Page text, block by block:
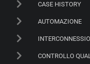
CASE HISTORY
AUTOMAZIONE
CONTROLLO